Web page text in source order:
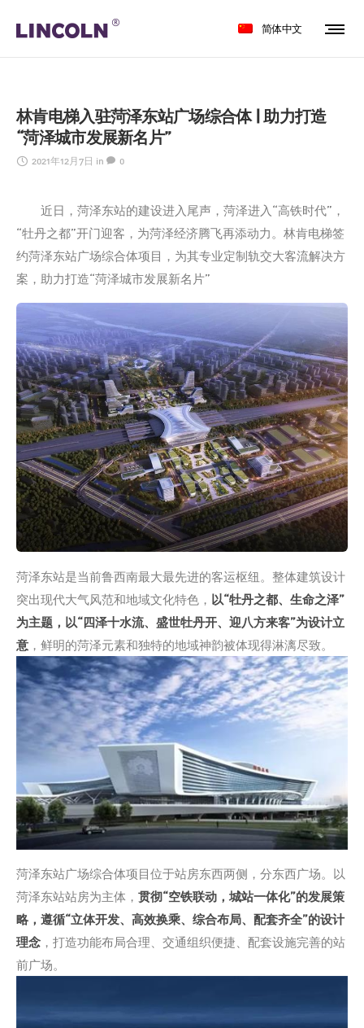
简体中文
林肯电梯入驻菏泽东站广场综合体 | 助力打造
“菏泽城市发展新名片”
2021年12月7日 in 0
近日，菏泽东站的建设进入尾声，菏泽进入“高铁时代”，
“牡丹之都”开门迎客，为菏泽经济腾飞再添动力。林肯电梯签
约菏泽东站广场综合体项目，为其专业定制轨交大客流解决方
案，助力打造“菏泽城市发展新名片”
菏泽东站是当前鲁西南最大最先进的客运枢纽。整体建筑设计
突出现代大气风范和地域文化特色， 以“牡丹之都、生命之泽”
为主题，以“四泽十水流、盛世牡丹开、迎八方来客”为设计立
意 ，鲜明的菏泽元素和独特的地域神韵被体现得淋漓尽致。
菏泽东站广场综合体项目位于站房东西两侧，分东西广场。以
菏泽东站站房为主体， 贯彻“空铁联动，城站一体化”的发展策
略，遵循“立体开发、高效换乘、综合布局、配套齐全”的设计
理念 ，打造功能布局合理、交通组织便捷、配套设施完善的站
前广场。